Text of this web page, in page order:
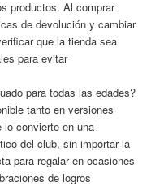
productos. Al comprar
de devolución y cambiar
que la tienda sea
para evitar
para todas las edades?
tanto en versiones
lo convierte en una
del club, sin importar la
para regalar en ocasiones
de logros